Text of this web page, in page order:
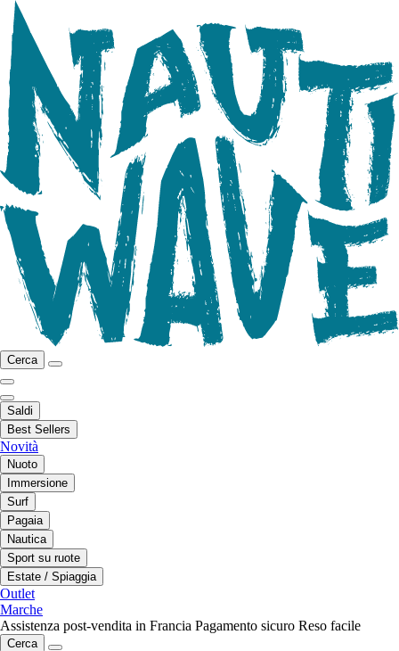
Cerca
Saldi
Best Sellers
Novità
Nuoto
Immersione
Surf
Pagaia
Nautica
Sport su ruote
Estate / Spiaggia
Outlet
Marche
Assistenza post-vendita in Francia Pagamento sicuro Reso facile
Cerca